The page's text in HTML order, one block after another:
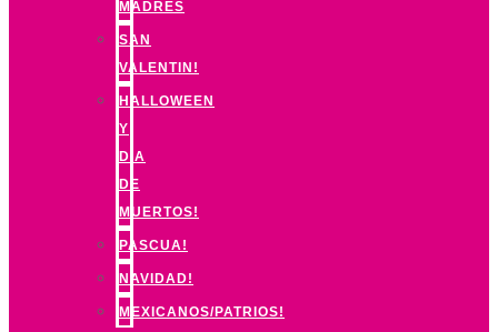
MADRES
SAN
VALENTIN!
HALLOWEEN
Y
DIA
DE
MUERTOS!
PASCUA!
NAVIDAD!
MEXICANOS/PATRIOS!